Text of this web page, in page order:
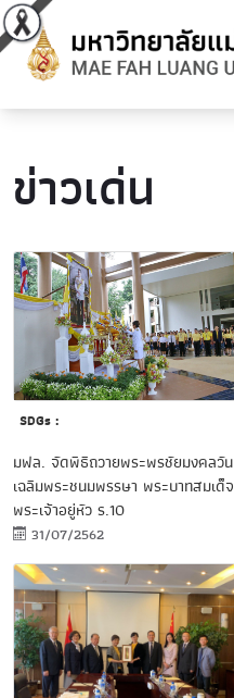
ข่าวเด่น
SDGs :
มฟล. จัดพิธีถวายพระพรชัยมงคลวัน
เฉลิมพระชนมพรรษา พระบาทสมเด็จ
พระเจ้าอยู่หัว ร.10
31/07/2562